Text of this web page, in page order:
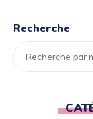
Recherche